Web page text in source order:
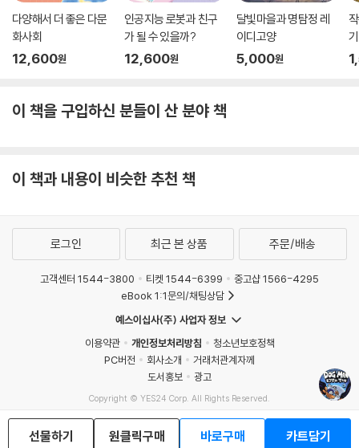
다양해서 더 좋은 다문
화사회
12,600원
인공지능 로봇과 친구
가 될 수 있을까?
12,600원
달빛마을과 명탐정 레
이디고양
5,000원
기
이 책을 구입하신 분들이 산 분야 책
이 책과 내용이 비슷한 추천 책
선물하기 원클릭구매 바로구매 카트담기
로그인 최근 본 상품 주문/배송
고객센터 1544-3800 티켓 1544-6399
중고샵 1566-4295
eBook 1:1문의/채팅상담
예스이십사(주) 사업자 정보
이용약관
개인정보처리방침
청소년보호정책
PC버전
회사소개
거래처관계자께
도서홍보
광고
Copyright © YES24 Corp. All Rights Reserved.